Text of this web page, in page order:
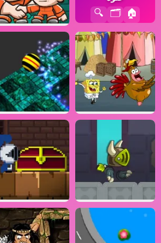
🏠
🗂️
🔍